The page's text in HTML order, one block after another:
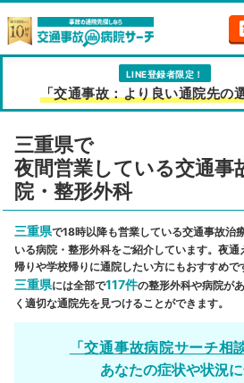
LINE登録者限定！
「交通事故：より良い通院先の
三重県で
夜間営業している交通事
院・整形外科
三重県で18時以降も営業している交通事故治
いる病院・整形外科をご紹介しています。夜
帰りや学校帰りに通院したい方にもおすすめで
三重県には全部で117件の整形外科や病院が
く適切な通院先を見つけることができます。
「交通事故病院サーチ相
あなたの症状や状況